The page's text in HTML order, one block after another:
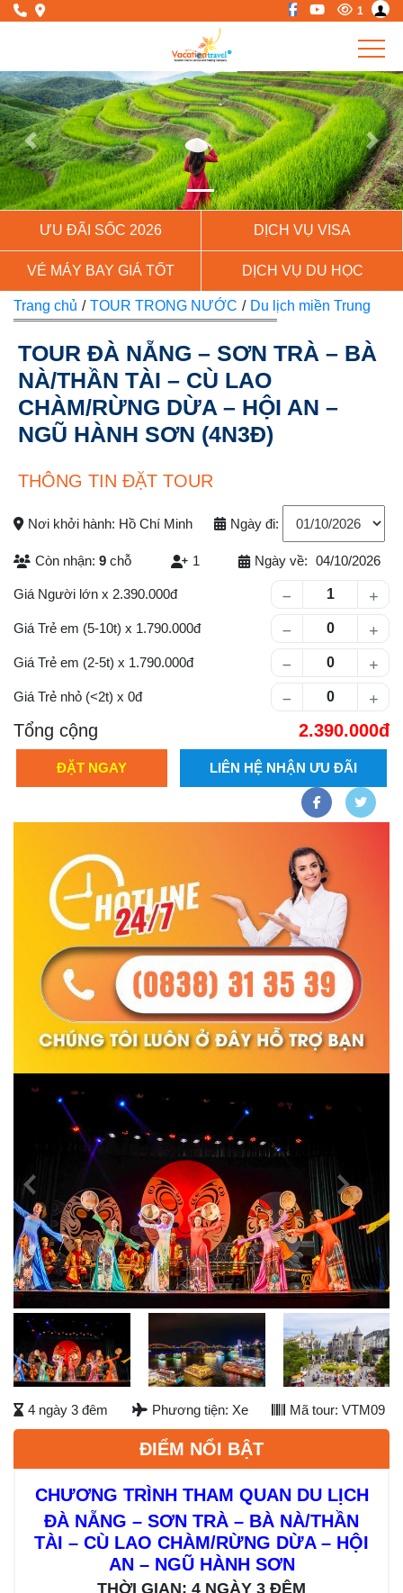
1
Previous Next
ƯU ĐÃI SỐC 2026 DỊCH VỤ VISA
VÉ MÁY BAY GIÁ TỐT DỊCH VỤ DU HỌC
Trang chủ / TOUR TRONG NƯỚC / Du lịch miền Trung
TOUR ĐÀ NẴNG – SƠN TRÀ – BÀ
NÀ/THẦN TÀI – CÙ LAO
CHÀM/RỪNG DỪA – HỘI AN –
NGŨ HÀNH SƠN (4N3Đ)
Previous Next
Next
4 ngày 3 đêm
Phương tiện: Xe Mã tour: VTM09
ĐIỂM NỔI BẬT
CHƯƠNG TRÌNH THAM QUAN DU LỊCH
ĐÀ NẴNG – SƠN TRÀ – BÀ NÀ/THẦN
TÀI – CÙ LAO CHÀM/RỪNG DỪA – HỘI
AN – NGŨ HÀNH SƠN
THỜI GIAN: 4 NGÀY 3 ĐÊM
THÔNG TIN ĐẶT TOUR
Nơi khởi hành: Hồ Chí Minh Ngày đi:
Còn nhận: 9 chỗ
Số lượng khách
1 Ngày về: 04/10/2026
Giá Người lớn x 2.390.000
Giá Trẻ em (5-10t) x 1.790.000
Giá Trẻ em (2-5t) x 1.790.000
Giá Trẻ nhỏ (<2t) x 0
Tổng cộng 2.390.000